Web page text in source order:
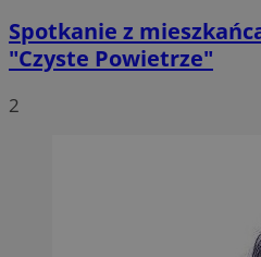
Spotkanie z
"Czyste Powietrze"
2